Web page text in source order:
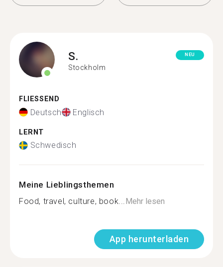
S.
Stockholm
NEU
FLIESSEND
Deutsch Englisch
LERNT
Schwedisch
Meine Lieblingsthemen
Food, travel, culture, book...Mehr lesen
App herunterladen